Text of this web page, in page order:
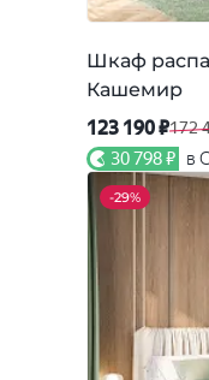
Шкаф
Кашемир
123 190 ₽172
30 798 ₽ в
-29%